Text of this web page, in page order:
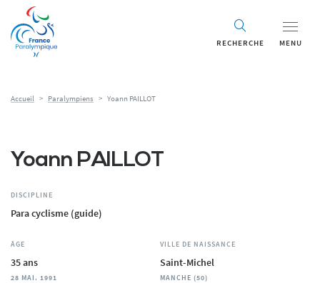
RECHERCHE MENU
Accueil > Paralympiens > Yoann PAILLOT
Yoann PAILLOT
DISCIPLINE
Para cyclisme (guide)
ÂGE
35 ans
28 MAI. 1991
VILLE DE NAISSANCE
Saint-Michel
MANCHE (50)
Panneau de gestion des cookies